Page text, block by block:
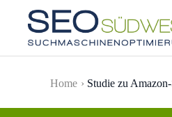
Skip to main content
Home Studie zu